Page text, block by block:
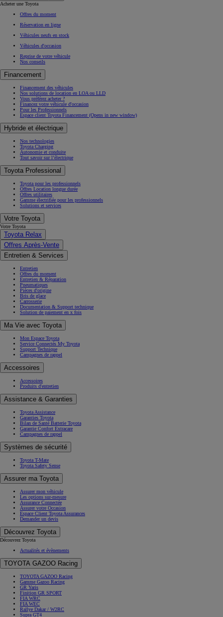
Acheter une Toyota
Offres du moment
Réservation en ligne
Véhicules neufs en stock
Véhicules d'occasion
Reprise de votre véhicule
Nos conseils
Financement
Financement des véhicules
Nos solutions de location en LOA ou LLD
Vous préférez acheter ?
Financez votre véhicule d'occasion
Pour les Professionnels
Espace client Toyota Financement (Opens in new window)
Hybride et électrique
Nos technologies
Toyota Charging
Autonomie et conduite
Tout savoir sur l’électrique
Toyota Professional
Toyota pour les professionnels
Offres Location longue durée
Offres utilitaires
Gamme électrifiée pour les professionnels
Solutions et services
Votre Toyota
Votre Toyota
Toyota Relax
Offres Après-Vente
Entretien & Services
Entretien
Offres du moment
Entretien & Réparation
Pneumatiques
Pièces d'origine
Bris de glace
Carrosserie
Documentation & Support technique
Solution de paiement en x fois
Ma Vie avec Toyota
Mon Espace Toyota
Service Connectés My Toyota
Support Technique
Campagnes de rappel
Accessoires
Accessoires
Produits d'entretien
Assistance & Garanties
Toyota Assistance
Garanties Toyota
Bilan de Santé Batterie Toyota
Garantie Confort Extracare
Campagnes de rappel
Systèmes de sécurité
Toyota T-Mate
Toyota Safety Sense
Assurer ma Toyota
Assurer mon véhicule
Les options sur-mesure
Assurance Connectée
Assurer votre Occasion
Espace Client Toyota Assurances
Demander un devis
Découvrez Toyota
Découvrez Toyota
Actualités et évènements
TOYOTA GAZOO Racing
TOYOTA GAZOO Racing
Gamme Gazoo Racing
GR Yaris
Finition GR SPORT
FIA WRC
FIA WEC
Rallye Dakar / W2RC
Supra GT4